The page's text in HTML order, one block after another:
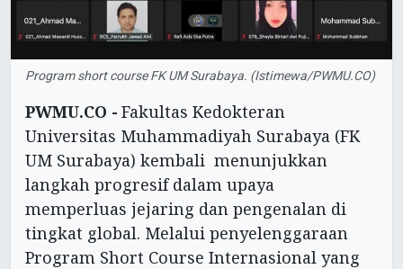
Program short course FK UM Surabaya. (Istimewa/PWMU.CO)
PWMU.CO - Fakultas Kedokteran
Universitas Muhammadiyah Surabaya (FK
UM Surabaya) kembali menunjukkan
langkah progresif dalam upaya
memperluas jejaring dan pengenalan di
tingkat global. Melalui penyelenggaraan
Program Short Course Internasional yang